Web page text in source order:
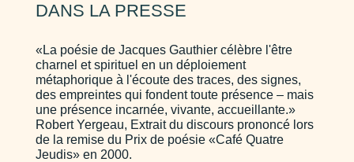
DANS LA PRESSE
«La poésie de Jacques Gauthier célèbre l'être
charnel et spirituel en un déploiement
métaphorique à l'écoute des traces, des signes,
des empreintes qui fondent toute présence – mais
une présence incarnée, vivante, accueillante.»
Robert Yergeau, Extrait du discours prononcé lors
de la remise du Prix de poésie «Café Quatre
Jeudis» en 2000.